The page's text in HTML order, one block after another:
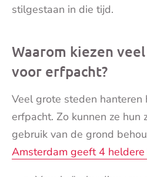
stilgestaan in die tijd.
Waarom kiezen
voor erfpacht?
Veel grote steden hanteren
erfpacht. Zo kunnen ze hun
gebruik van de grond
Amsterdam geeft 4